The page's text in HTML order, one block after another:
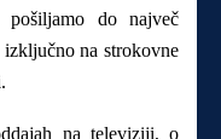
pošiljamo do največ
na strokovne
na televiziji, o